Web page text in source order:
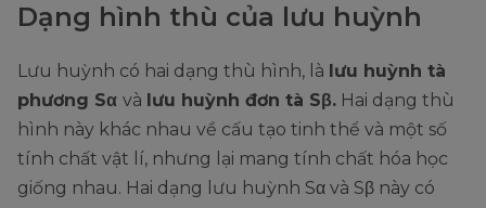
Dạng hình thù của lưu huỳnh
Lưu huỳnh có hai dạng thù hình, là lưu huỳnh tà
phương Sα và lưu huỳnh đơn tà Sβ. Hai dạng thù
hình này khác nhau về cấu tạo tinh thể và một số
tính chất vật lí, nhưng lại mang tính chất hóa học
giống nhau. Hai dạng lưu huỳnh Sα và Sβ này có